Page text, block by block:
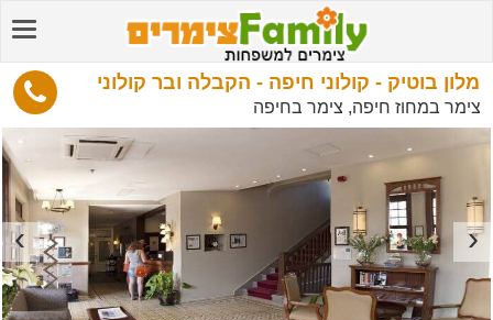
מלון בוטיק - קולוני חיפה - הקבלה ובר קולוני
צימר במחוז חיפה, צימר בחיפה